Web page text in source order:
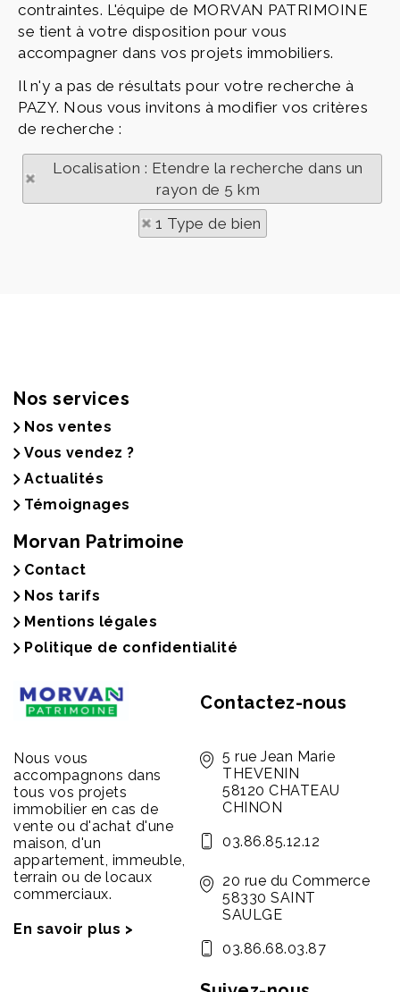
contraintes. L'équipe de MORVAN PATRIMOINE
se tient à votre disposition pour vous
accompagner dans vos projets immobiliers.
Il n'y a pas de résultats pour votre recherche à
PAZY. Nous vous invitons à modifier vos critères
de recherche :
Localisation : Etendre la recherche dans un
rayon de 5 km
1 Type de bien
Nos services
Nos ventes
Vous vendez ?
Actualités
Témoignages
Morvan Patrimoine
Contact
Nos tarifs
Mentions légales
Politique de confidentialité
Nous vous
accompagnons dans
tous vos projets
immobilier en cas de
vente ou d'achat d'une
maison, d'un
appartement, immeuble,
terrain ou de locaux
commerciaux.
En savoir plus >
Contactez-nous
5 rue Jean Marie
THEVENIN
58120 CHATEAU
CHINON
03.86.85.12.12
20 rue du Commerce
58330 SAINT
SAULGE
03.86.68.03.87